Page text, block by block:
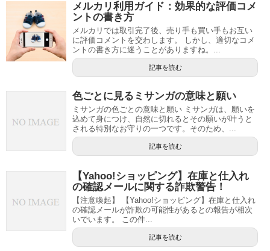
メルカリ利用ガイド：効果的な評価コメ
ントの書き方
メルカリでは取引完了後、売り手も買い手もお互い
に評価コメントを交わします。 しかし、適切なコメ
ントの書き方に迷うことがありますね。...
記事を読む
色ごとに見るミサンガの意味と願い
ミサンガの色ごとの意味と願い ミサンガは、願いを
込めて身につけ、自然に切れるとその願いが叶うと
される特別なお守りの一つです。そのため、...
記事を読む
【Yahoo!ショッピング】在庫と仕入れ
の確認メールに関する詐欺警告！
【注意喚起】 【Yahoo!ショッピング】在庫と仕入れ
の確認メールが詐欺の可能性があるとの報告が相次
いでいます。 この件...
記事を読む